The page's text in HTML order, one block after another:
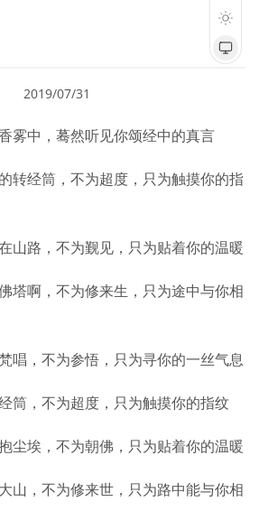
2019/07/31
雾中，蓦然听见你颂经中的真言
转经筒，不为超度，只为触摸你的指
山路，不为觐见，只为贴着你的温暖
塔啊，不为修来生，只为途中与你相
唱，不为参悟，只为寻你的一丝气息
筒，不为超度，只为触摸你的指纹
尘埃，不为朝佛，只为贴着你的温暖
山，不为修来世，只为路中能与你相